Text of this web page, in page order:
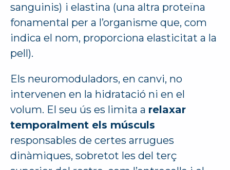
sanguinis) i elastina (una altra proteïna
fonamental per a l’organisme que, com
indica el nom, proporciona elasticitat a la
pell).
Els neuromoduladors, en canvi, no
intervenen en la hidratació ni en el
volum. El seu ús es limita a relaxar
temporalment els músculs
responsables de certes arrugues
dinàmiques, sobretot les del terç